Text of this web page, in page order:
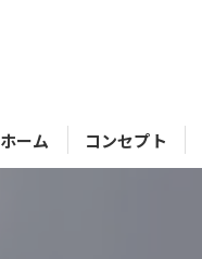
ホーム コンセプト